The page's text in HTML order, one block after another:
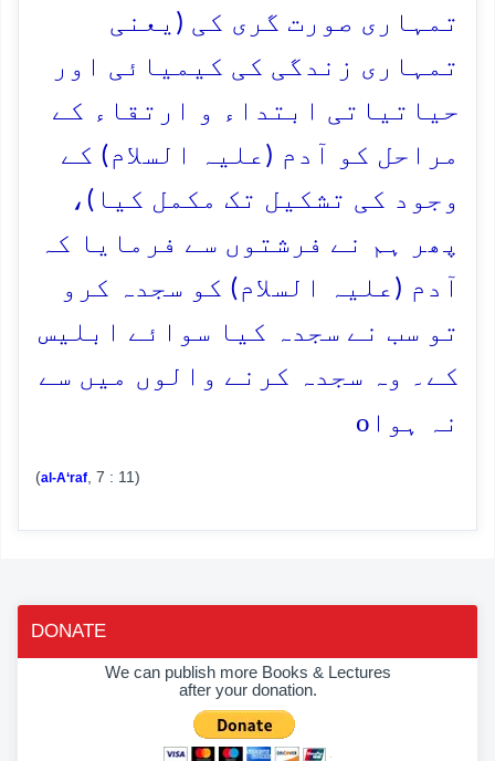
تمہاری صورت گری کی (یعنی
تمہاری زندگی کی کیمیائی اور
حیاتیاتی ابتداء و ارتقاء کے
مراحل کو آدم (علیہ السلام) کے
وجود کی تشکیل تک مکمل کیا)،
پھر ہم نے فرشتوں سے فرمایا کہ
آدم (علیہ السلام) کو سجدہ کرو
تو سب نے سجدہ کیا سوائے ابلیس
کے۔ وہ سجدہ کرنے والوں میں سے
نہ ہوا o
(al-A‘raf , 7 : 11)
DONATE
We can publish more Books & Lectures
after your donation.